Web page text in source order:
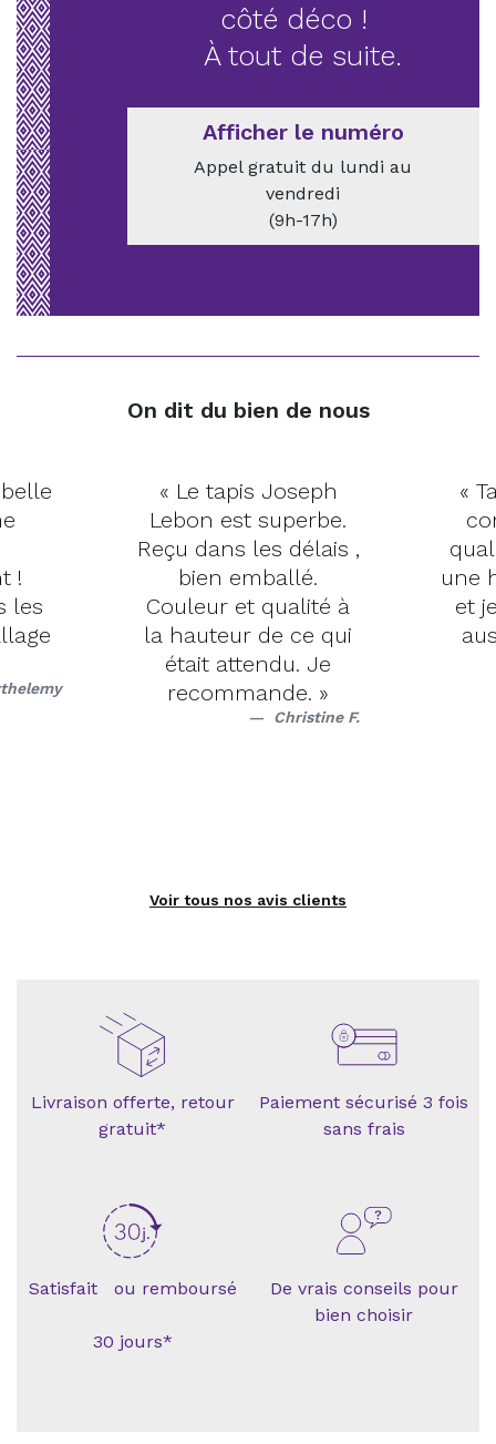
côté déco !
À tout de suite.
Afficher le numéro
Appel gratuit du lundi au
vendredi
(9h-17h)
On dit du bien de nous
!
les
« Le tapis Joseph
Lebon est superbe.
Reçu dans les délais ,
bien emballé.
Couleur et qualité à
la hauteur de ce qui
était attendu. Je
recommande. »
Christine F.
«
une
et
Voir tous nos avis clients
Livraison offerte, retour
gratuit*
Paiement sécurisé 3 fois
sans frais
Satisfait ou remboursé
30 jours*
De vrais conseils pour
bien choisir